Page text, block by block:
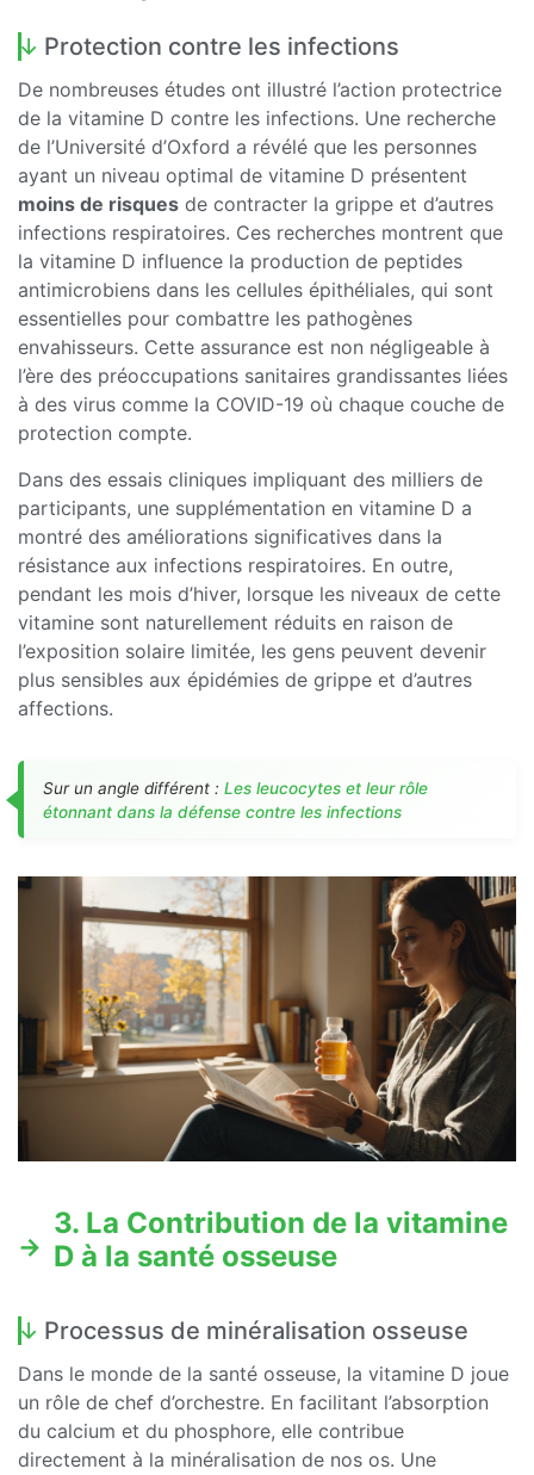
Protection contre les infections
De nombreuses études ont illustré l’action protectrice
de la vitamine D contre les infections. Une recherche
de l’Université d’Oxford a révélé que les personnes
ayant un niveau optimal de vitamine D présentent
moins de risques de contracter la grippe et d’autres
infections respiratoires. Ces recherches montrent que
la vitamine D influence la production de peptides
antimicrobiens dans les cellules épithéliales, qui sont
essentielles pour combattre les pathogènes
envahisseurs. Cette assurance est non négligeable à
l’ère des préoccupations sanitaires grandissantes liées
à des virus comme la COVID-19 où chaque couche de
protection compte.
Dans des essais cliniques impliquant des milliers de
participants, une supplémentation en vitamine D a
montré des améliorations significatives dans la
résistance aux infections respiratoires. En outre,
pendant les mois d’hiver, lorsque les niveaux de cette
vitamine sont naturellement réduits en raison de
l’exposition solaire limitée, les gens peuvent devenir
plus sensibles aux épidémies de grippe et d’autres
affections.
Sur un angle différent : Les leucocytes et leur rôle
étonnant dans la défense contre les infections
3. La Contribution de la vitamine
D à la santé osseuse
Processus de minéralisation osseuse
Dans le monde de la santé osseuse, la vitamine D joue
un rôle de chef d’orchestre. En facilitant l’absorption
du calcium et du phosphore, elle contribue
directement à la minéralisation de nos os. Une